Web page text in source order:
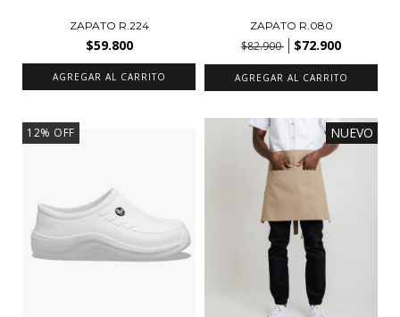
ZAPATO R.224
$59.800
AGREGAR AL CARRITO
ZAPATO R.080
$82.900 $72.900
AGREGAR AL CARRITO
12% OFF NUEVO